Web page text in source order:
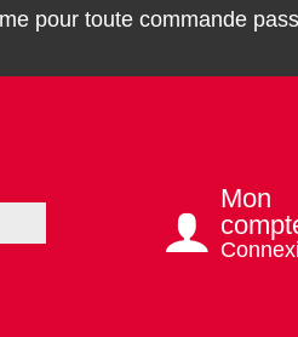
pour toute commande
Mon